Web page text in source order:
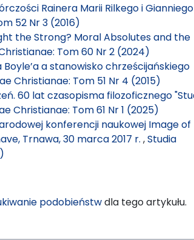
Rainera Marii Rilkego i Gianniego
52 Nr 3 (2016)
the Strong? Moral Absolutes and the
Tom 60 Nr 2 (2024)
a stanowisko chrześcijańskiego
Christianae: Tom 51 Nr 4 (2015)
60 lat czasopisma filozoficznego
Christianae: Tom 61 Nr 1 (2025)
konferencji naukowej Image of
Trnawa, 30 marca 2017 r. ,Studia
podobieństwdla tego artykułu.